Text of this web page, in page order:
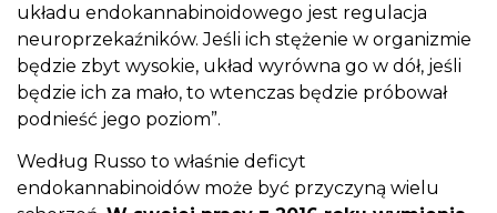
układu endokannabinoidowego jest regulacja
neuroprzekaźników. Jeśli ich stężenie w organizmie
będzie zbyt wysokie, układ wyrówna go w dół, jeśli
będzie ich za mało, to wtenczas będzie próbował
podnieść jego poziom”.
Według Russo to właśnie deficyt
endokannabinoidów może być przyczyną wielu